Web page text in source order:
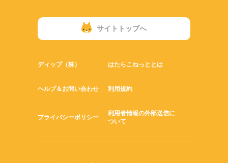
サイトトップへ
ディップ（株） はたらこねっととは
ヘルプ＆お問い合わせ 利用規約
プライバシーポリシー
利用者情報の外部送信に
ついて